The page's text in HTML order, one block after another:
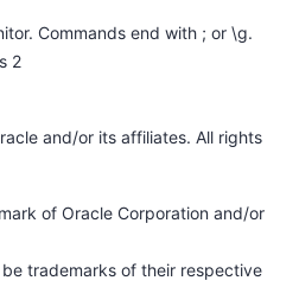
Commands end with ; or \g.
2
and/or its affiliates. All rights
of Oracle Corporation and/or
trademarks of their respective